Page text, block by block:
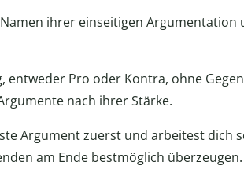
ihrer einseitigen Argumentation
Pro oder Kontra, ohne
nach ihrer Stärke.
Argument zuerst und arbeitest dich
am Ende bestmöglich überzeugen.